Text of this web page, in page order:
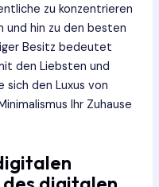
zu konzentrieren
und hin zu den besten
Besitz bedeutet
den Liebsten und
den Luxus von
Ihr Zuhause